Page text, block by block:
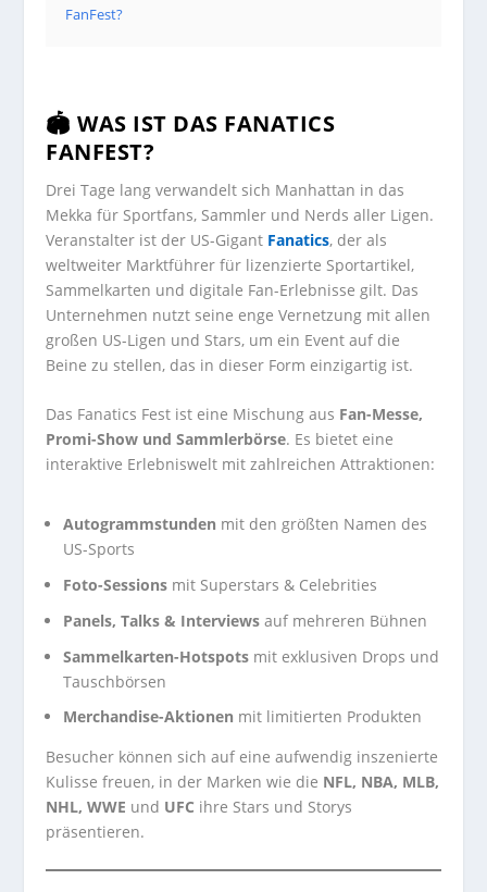
FanFest?
🏟️ WAS IST DAS FANATICS
FANFEST?
Drei Tage lang verwandelt sich Manhattan in das
Mekka für Sportfans, Sammler und Nerds aller Ligen.
Veranstalter ist der US-Gigant Fanatics, der als
weltweiter Marktführer für lizenzierte Sportartikel,
Sammelkarten und digitale Fan-Erlebnisse gilt. Das
Unternehmen nutzt seine enge Vernetzung mit allen
großen US-Ligen und Stars, um ein Event auf die
Beine zu stellen, das in dieser Form einzigartig ist.
Das Fanatics Fest ist eine Mischung aus Fan-Messe,
Promi-Show und Sammlerbörse. Es bietet eine
interaktive Erlebniswelt mit zahlreichen Attraktionen:
Autogrammstunden mit den größten Namen des
US-Sports
Foto-Sessions mit Superstars & Celebrities
Panels, Talks & Interviews auf mehreren Bühnen
Sammelkarten-Hotspots mit exklusiven Drops und
Tauschbörsen
Merchandise-Aktionen mit limitierten Produkten
Besucher können sich auf eine aufwendig inszenierte
Kulisse freuen, in der Marken wie die NFL, NBA, MLB,
NHL, WWE und UFC ihre Stars und Storys
präsentieren.